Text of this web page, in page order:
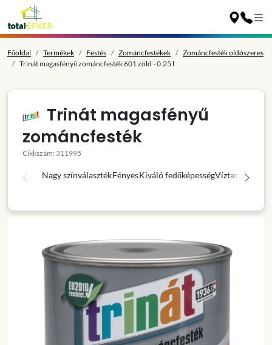
Főoldal Termékek Festés Zománcfestékek
Zománcfesték oldószeres
Trinát magasfényű zománcfesték 601 zöld - 0.25 l
Trinát magasfényű
zománcfesték
Cikkszám: 311995
Nagy színválasztékFényesKiváló fedőképességVíztaszító